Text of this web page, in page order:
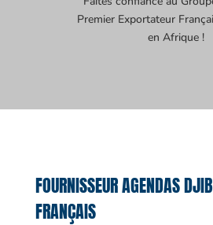
Premier Exportateur
en Afrique !
FOURNISSEUR AGENDAS
FRANÇAIS